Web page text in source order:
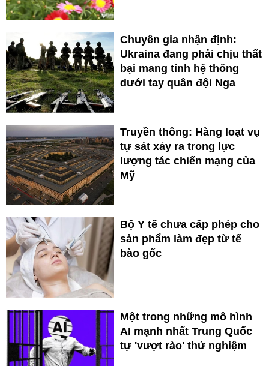
Chuyên gia nhận định:
Ukraina đang phải chịu thất
bại mang tính hệ thống
dưới tay quân đội Nga
Truyền thông: Hàng loạt vụ
tự sát xảy ra trong lực
lượng tác chiến mạng của
Mỹ
Bộ Y tế chưa cấp phép cho
sản phẩm làm đẹp từ tế
bào gốc
Một trong những mô hình
AI mạnh nhất Trung Quốc
tự 'vượt rào' thử nghiệm